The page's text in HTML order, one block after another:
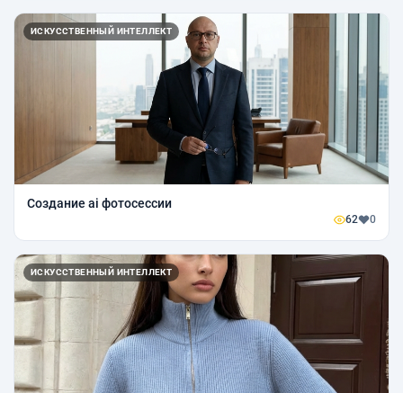
ИСКУССТВЕННЫЙ ИНТЕЛЛЕКТ
Создание ai фотосессии
62 0
ИСКУССТВЕННЫЙ ИНТЕЛЛЕКТ